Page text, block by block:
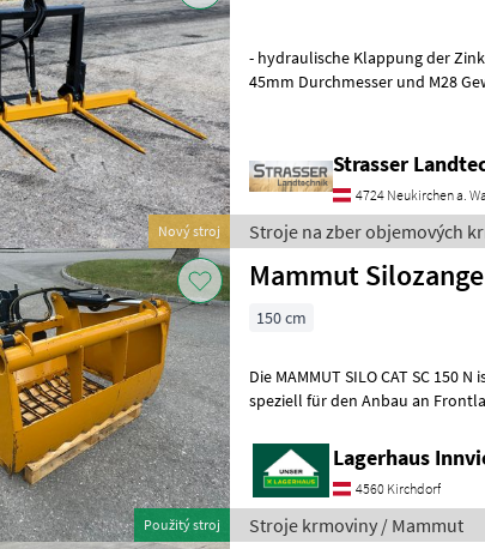
Nový stroj
- hydraulische Klappung der
45mm Durchmesser und M28
Strasser
4724 Neukirchen a.
Stroje na zber objemových
Použitý stroj
Mammut Silozange
150 cm
Die MAMMUT SILO CAT SC 150 N
speziell für den Anbau an Frontladern, Hofladern
Lagerhaus
4560 Kirchdorf
Stroje krmoviny / Mammut